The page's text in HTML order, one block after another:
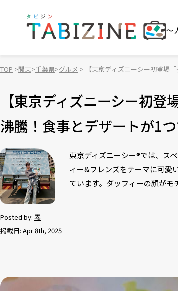
～
TOP 関東 千葉県 グルメ 【東京ディズニーシー初登場
【東京ディズニーシー初
沸騰！食事とデザートが1
Posted by: 零
掲載日: Apr 8th, 2025
東京ディズニーシー®では、ス
ィー&フレンズをテーマに可愛
ています。ダッフィーの顔が